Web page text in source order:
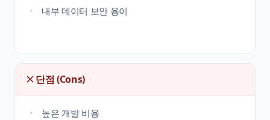
내부 데이터 보안 용이
단점 (Cons)
높은 개발 비용